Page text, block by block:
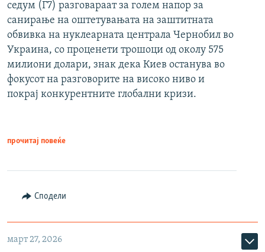
седум (Г7) разговараат за голем напор за
санирање на оштетувањата на заштитната
обвивка на нуклеарната централа Чернобил во
Украина, со проценети трошоци од околу 575
милиони долари, знак дека Киев останува во
фокусот на разговорите на високо ниво и
покрај конкурентните глобални кризи.
прочитај повеќе
Сподели
март 27, 2026